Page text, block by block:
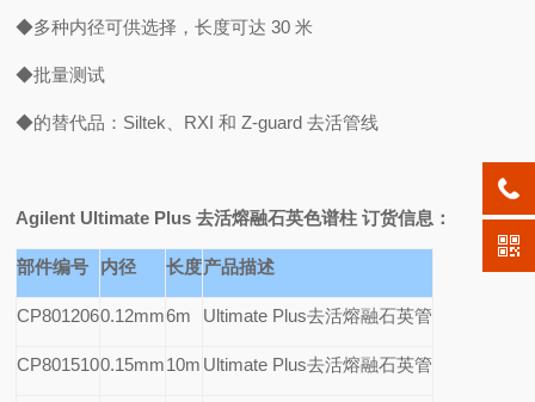
◆多种内径可供选择，长度可达 30 米
◆批量测试
◆的替代品：Siltek、RXI 和 Z-guard 去活管线
Agilent Ultimate Plus去活熔融石英色谱柱 订货信息：
部件编号 内径 长度产品描述
CP8012060.12mm6m Ultimate Plus去活熔融石英管
CP8015100.15mm10m Ultimate Plus去活熔融石英管